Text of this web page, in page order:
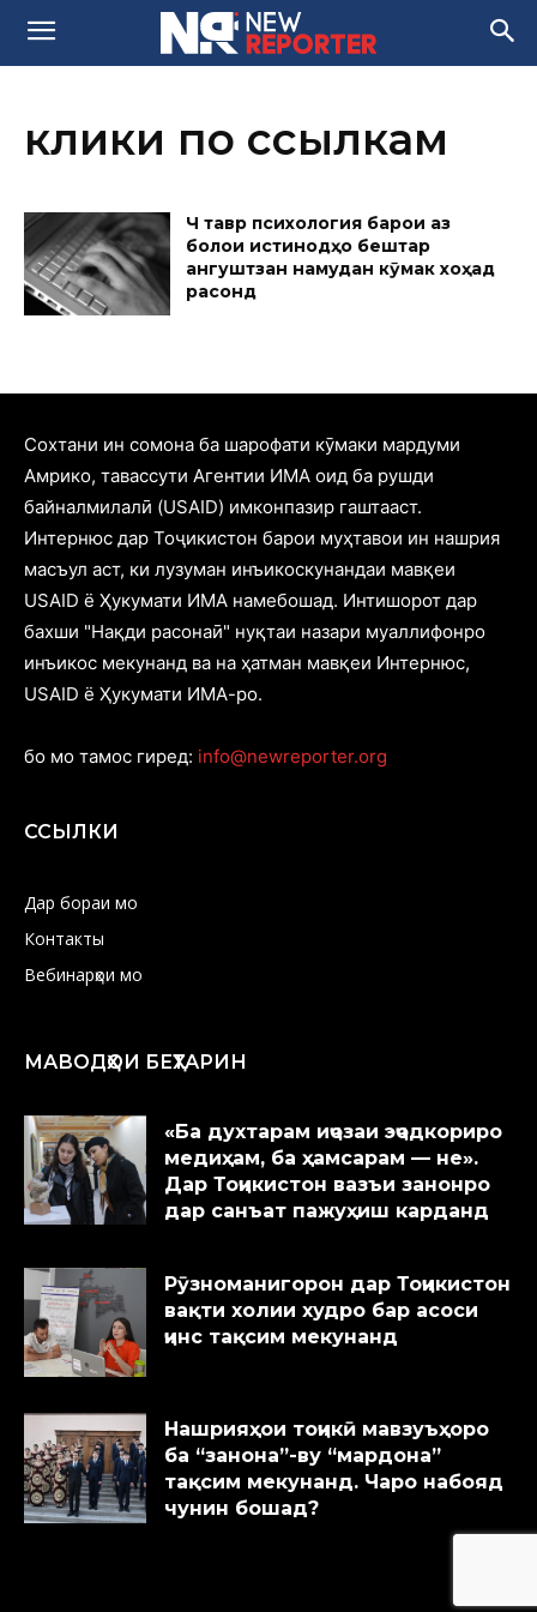
клики по ссылкам
Чӣ тавр психология барои аз
болои истинодҳо бештар
ангуштзанӣ намудан кӯмак хоҳад
расонд
Cохтани ин сомона ба шарофати кӯмаки мардуми
Амрико, тавассути Агентии ИМА оид ба рушди
байналмилалӣ (USAID) имконпазир гаштааст.
Интернюс дар Тоҷикистон барои муҳтавои ин нашрия
масъул аст, ки лузуман инъикоскунандаи мавқеи
USAID ё Ҳукумати ИМА намебошад. Интишорот дар
бахши "Нақди расонаӣ" нуқтаи назари муаллифонро
инъикос мекунанд ва на ҳатман мавқеи Интернюс,
USAID ё Ҳукумати ИМА-ро.
бо мо тамос гиред: info@newreporter.org
ССЫЛКИ
Дар бораи мо
Контакты
Вебинарҳои мо
МАВОДҲОИ БЕҲТАРИН
«Ба духтарам иҷозаи эҷодкориро
медиҳам, ба ҳамсарам — не».
Дар Тоҷикистон вазъи занонро
дар санъат пажуҳиш карданд
Рӯзноманигорон дар Тоҷикистон
вақти холии худро бар асоси
ҷинс тақсим мекунанд
Нашрияҳои тоҷикӣ мавзуъҳоро
ба “занона”-ву “мардона”
тақсим мекунанд. Чаро набояд
чунин бошад?